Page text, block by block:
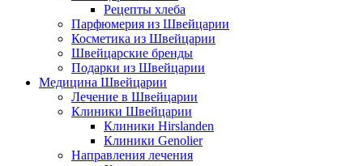
Рецепты хлеба
Парфюмерия из Швейцарии
Косметика из Швейцарии
Швейцарские бренды
Подарки из Швейцарии
Медицина Швейцарии
Лечение в Швейцарии
Клиники Швейцарии
Клиники Hirslanden
Клиники Genolier
Направления лечения